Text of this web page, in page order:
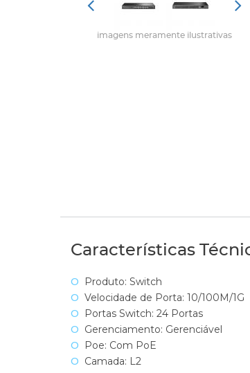
imagens meramente ilustrativas
Características
Produto: Switch
Velocidade de Porta: 10/100M/1G
Portas Switch: 24 Portas
Gerenciamento: Gerenciável
Poe: Com PoE
Camada: L2